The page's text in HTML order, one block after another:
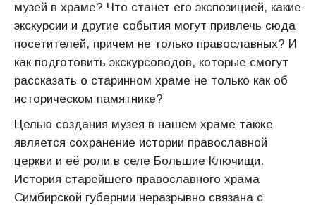
музей в храме? Что станет его экспозицией, какие
экскурсии и другие события могут привлечь сюда
посетителей, причем не только православных? И
как подготовить экскурсоводов, которые смогут
рассказать о старинном храме не только как об
историческом памятнике?
Целью создания музея в нашем храме также
является сохранение истории православной
церкви и её роли в селе Большие Ключищи.
История старейшего православного храма
Симбирской губернии неразрывно связана с